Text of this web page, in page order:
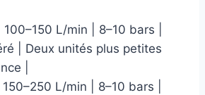
L/min | 8–10 bars |
| Deux unités plus petites
|
L/min | 8–10 bars |